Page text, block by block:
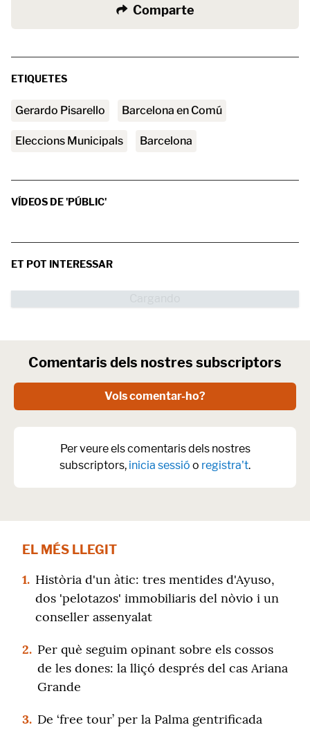
Comparte
ETIQUETES
Gerardo Pisarello Barcelona en Comú
Eleccions Municipals barcelona
VÍDEOS DE 'PÚBLIC'
ET POT INTERESSAR
Comentaris dels nostres subscriptors
Vols comentar-ho?
Per veure els comentaris dels nostres
subscriptors, inicia sessió o registra't.
EL MÉS LLEGIT
1. Història d'un àtic: tres mentides d'Ayuso,
dos 'pelotazos' immobiliaris del nòvio i un
conseller assenyalat
2. Per què seguim opinant sobre els cossos
de les dones: la lliçó després del cas Ariana
Grande
3. De ‘free tour’ per la Palma gentrificada